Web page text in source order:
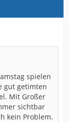
spielen
gut getimten
Mit Großer
sichtbar
kein Problem.